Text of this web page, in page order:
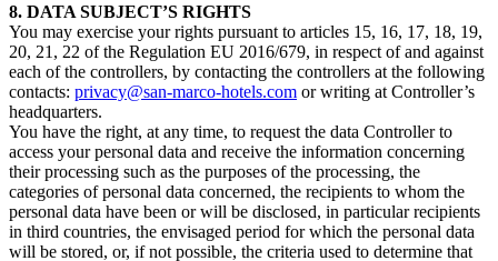
8. DATA SUBJECT’S RIGHTS
You may exercise your rights pursuant to articles 15, 16, 17, 18, 19,
20, 21, 22 of the Regulation EU 2016/679, in respect of and against
each of the controllers, by contacting the controllers at the following
contacts: privacy@san-marco-hotels.com or writing at Controller’s
headquarters.
You have the right, at any time, to request the data Controller to
access your personal data and receive the information concerning
their processing such as the purposes of the processing, the
categories of personal data concerned, the recipients to whom the
personal data have been or will be disclosed, in particular recipients
in third countries, the envisaged period for which the personal data
will be stored, or, if not possible, the criteria used to determine that